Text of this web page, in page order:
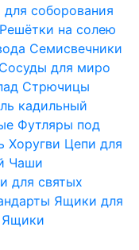
соборования
Решётки на солею
Семисвечники
Сосуды для миро
Стрючицы
кадильный
Футляры под
Хоругви Цепи для
Чаши
для святых
Ящики для
Ящики